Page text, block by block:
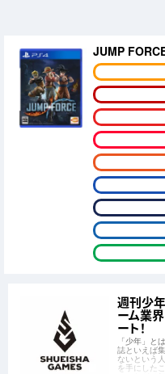
JUMP
週刊少
ーム業
ート！
「少年」と
誌といえば
ないという
を手にした